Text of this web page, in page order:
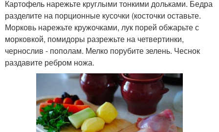
Картофель нарежьте круглыми тонкими дольками. Бедра
разделите на порционные кусочки (косточки оставьте.
Морковь нарежьте кружочками, лук порей обжарьте с
морковкой, помидоры разрежьте на четвертинки,
чернослив - пополам. Мелко порубите зелень. Чеснок
раздавите ребром ножа.